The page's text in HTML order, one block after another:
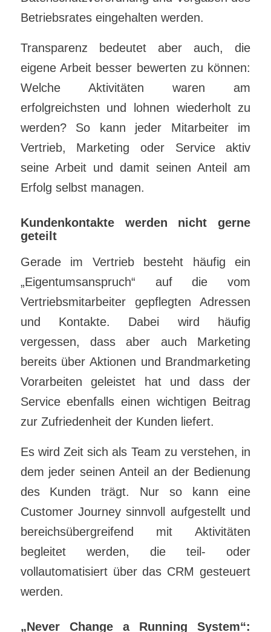
Betriebsrates eingehalten werden.
Transparenz bedeutet aber auch, die
eigene Arbeit besser bewerten zu können:
Welche Aktivitäten waren am
erfolgreichsten und lohnen wiederholt zu
werden? So kann jeder Mitarbeiter im
Vertrieb, Marketing oder Service aktiv
seine Arbeit und damit seinen Anteil am
Erfolg selbst managen.
Kundenkontakte werden nicht gerne
geteilt
Gerade im Vertrieb besteht häufig ein
„Eigentumsanspruch“ auf die vom
Vertriebsmitarbeiter gepflegten Adressen
und Kontakte. Dabei wird häufig
vergessen, dass aber auch Marketing
bereits über Aktionen und Brandmarketing
Vorarbeiten geleistet hat und dass der
Service ebenfalls einen wichtigen Beitrag
zur Zufriedenheit der Kunden liefert.
Es wird Zeit sich als Team zu verstehen, in
dem jeder seinen Anteil an der Bedienung
des Kunden trägt. Nur so kann eine
Customer Journey sinnvoll aufgestellt und
bereichsübergreifend mit Aktivitäten
begleitet werden, die teil- oder
vollautomatisiert über das CRM gesteuert
werden.
„Never Change a Running System“: